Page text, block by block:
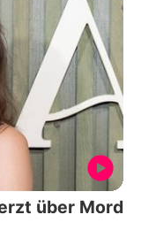
über Mord